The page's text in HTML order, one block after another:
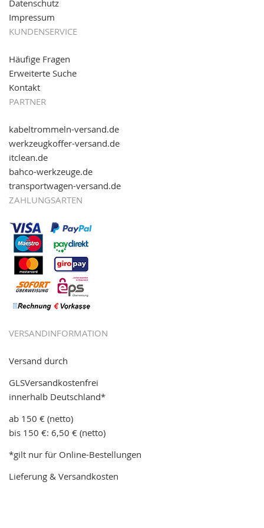
Datenschutz
Impressum
KUNDENSERVICE
Häufige Fragen
Erweiterte Suche
Kontakt
PARTNER
kabeltrommeln-versand.de
werkzeugkoffer-versand.de
itclean.de
bahco-werkzeuge.de
transportwagen-versand.de
ZAHLUNGSARTEN
VERSANDINFORMATION
Versand durch
GLSVersandkostenfrei
innerhalb Deutschland*
ab 150 € (netto)
bis 150 €: 6,50 € (netto)
*gilt nur für Online-Bestellungen
Lieferung & Versandkosten